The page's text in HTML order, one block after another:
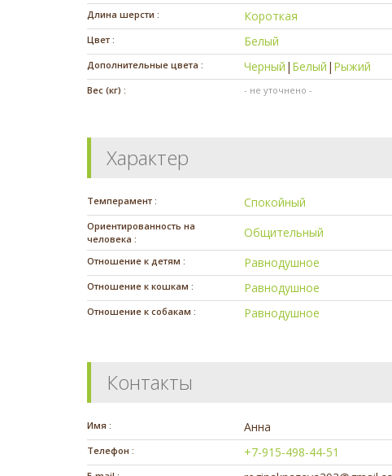
Длина шерсти : Короткая
Цвет : Белый
Дополнительные цвета : Черный | Белый | Рыжий
Вес (кг) : - не уточнено -
Характер
Темперамент : Спокойный
Ориентированность на
человека :
Общительный
Отношение к детям : Равнодушное
Отношение к кошкам : Равнодушное
Отношение к собакам : Равнодушное
Контакты
Имя : Анна
Телефон : +7-915-498-44-51